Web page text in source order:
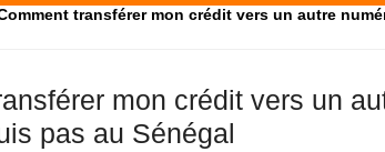
transférer mon crédit vers un autre
mon crédit vers un
pas au Sénégal